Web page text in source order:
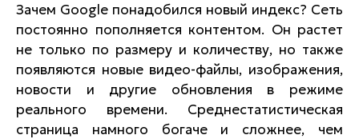
Зачем Google понадобился новый индекс? Сеть
постоянно пополняется контентом. Он растет
не только по размеру и количеству, но также
появляются новые видео-файлы, изображения,
новости и другие обновления в режиме
реального времени. Среднестатистическая
страница намного богаче и сложнее, чем